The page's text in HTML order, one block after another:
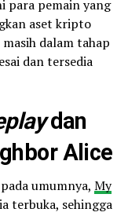
para pemain yang
aset kripto
dalam tahap
dan tersedia
dan
Alice
pada umumnya, My
terbuka, sehingga